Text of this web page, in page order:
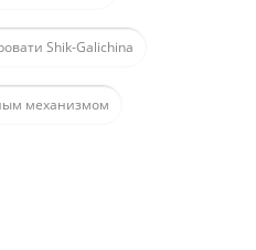
Shik-Galichina
механизмом